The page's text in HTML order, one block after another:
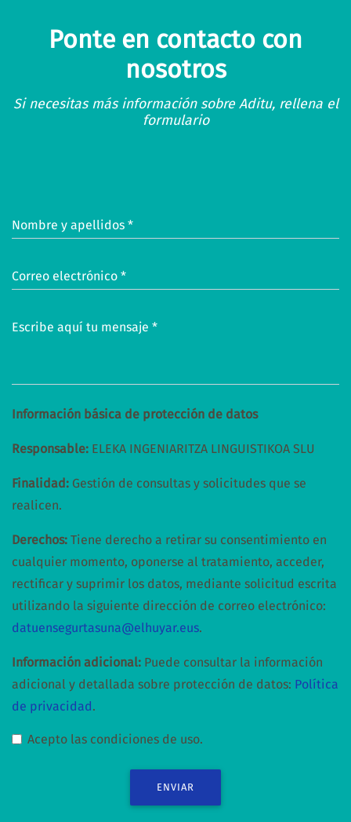
Ponte en contacto con
nosotros
Si necesitas más información sobre Aditu, rellena el
formulario
Nombre y apellidos *
Correo electrónico *
Escribe aquí tu mensaje *
Información básica de protección de datos
Responsable: ELEKA INGENIARITZA LINGUISTIKOA SLU
Finalidad: Gestión de consultas y solicitudes que se
realicen.
Derechos: Tiene derecho a retirar su consentimiento en
cualquier momento, oponerse al tratamiento, acceder,
rectificar y suprimir los datos, mediante solicitud escrita
utilizando la siguiente dirección de correo electrónico:
datuensegurtasuna@elhuyar.eus.
Información adicional: Puede consultar la información
adicional y detallada sobre protección de datos: Política
de privacidad.
Acepto las condiciones de uso.
ENVIAR